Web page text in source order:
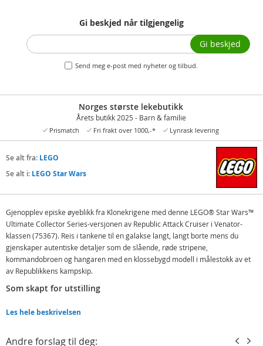
Gi beskjed når tilgjengelig
Send meg e-post med nyheter og tilbud.
Gi beskjed
Norges største lekebutikk
Årets butikk 2025 - Barn & familie
Prismatch Fri frakt over 1000,-* Lynrask levering
Se alt fra: LEGO
Se alt i: LEGO Star Wars
Gjenopplev episke øyeblikk fra Klonekrigene med denne LEGO® Star Wars™
Ultimate Collector Series-versjonen av Republic Attack Cruiser i Venator-
klassen (75367). Reis i tankene til en galakse langt, langt borte mens du
gjenskaper autentiske detaljer som de slående, røde stripene,
kommandobroen og hangaren med en klossebygd modell i målestokk av et
av Republikkens kampskip.
Som skapt for utstilling
rommet. Den har en innebygd utstillingssokkel med informasjonsplate, en
inkluderte LEGO Star Wars minifigurene av kaptein Rex og admiral Yularen.
Les hele beskrivelsen
Andre forslag til deg: